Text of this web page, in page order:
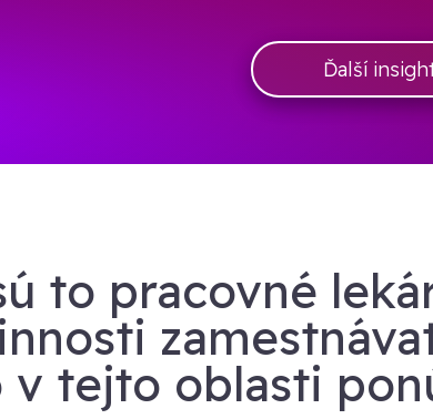
Ďalší
to pracovné
v tejto oblasti